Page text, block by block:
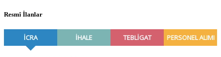
Resmî İlanlar